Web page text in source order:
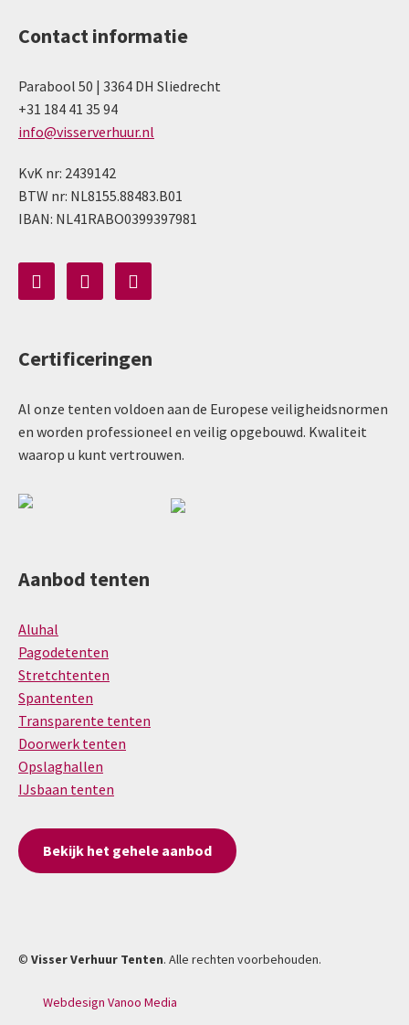
Contact informatie
Parabool 50 | 3364 DH Sliedrecht
+31 184 41 35 94
info@visserverhuur.nl
KvK nr: 2439142
BTW nr: NL8155.88483.B01
IBAN: NL41RABO0399397981
Certificeringen
Al onze tenten voldoen aan de Europese veiligheidsnormen
en worden professioneel en veilig opgebouwd. Kwaliteit
waarop u kunt vertrouwen.
Aanbod tenten
Aluhal
Pagodetenten
Stretchtenten
Spantenten
Transparente tenten
Doorwerk tenten
Opslaghallen
IJsbaan tenten
Bekijk het gehele aanbod
© Visser Verhuur Tenten. Alle rechten voorbehouden.
Webdesign Vanoo Media